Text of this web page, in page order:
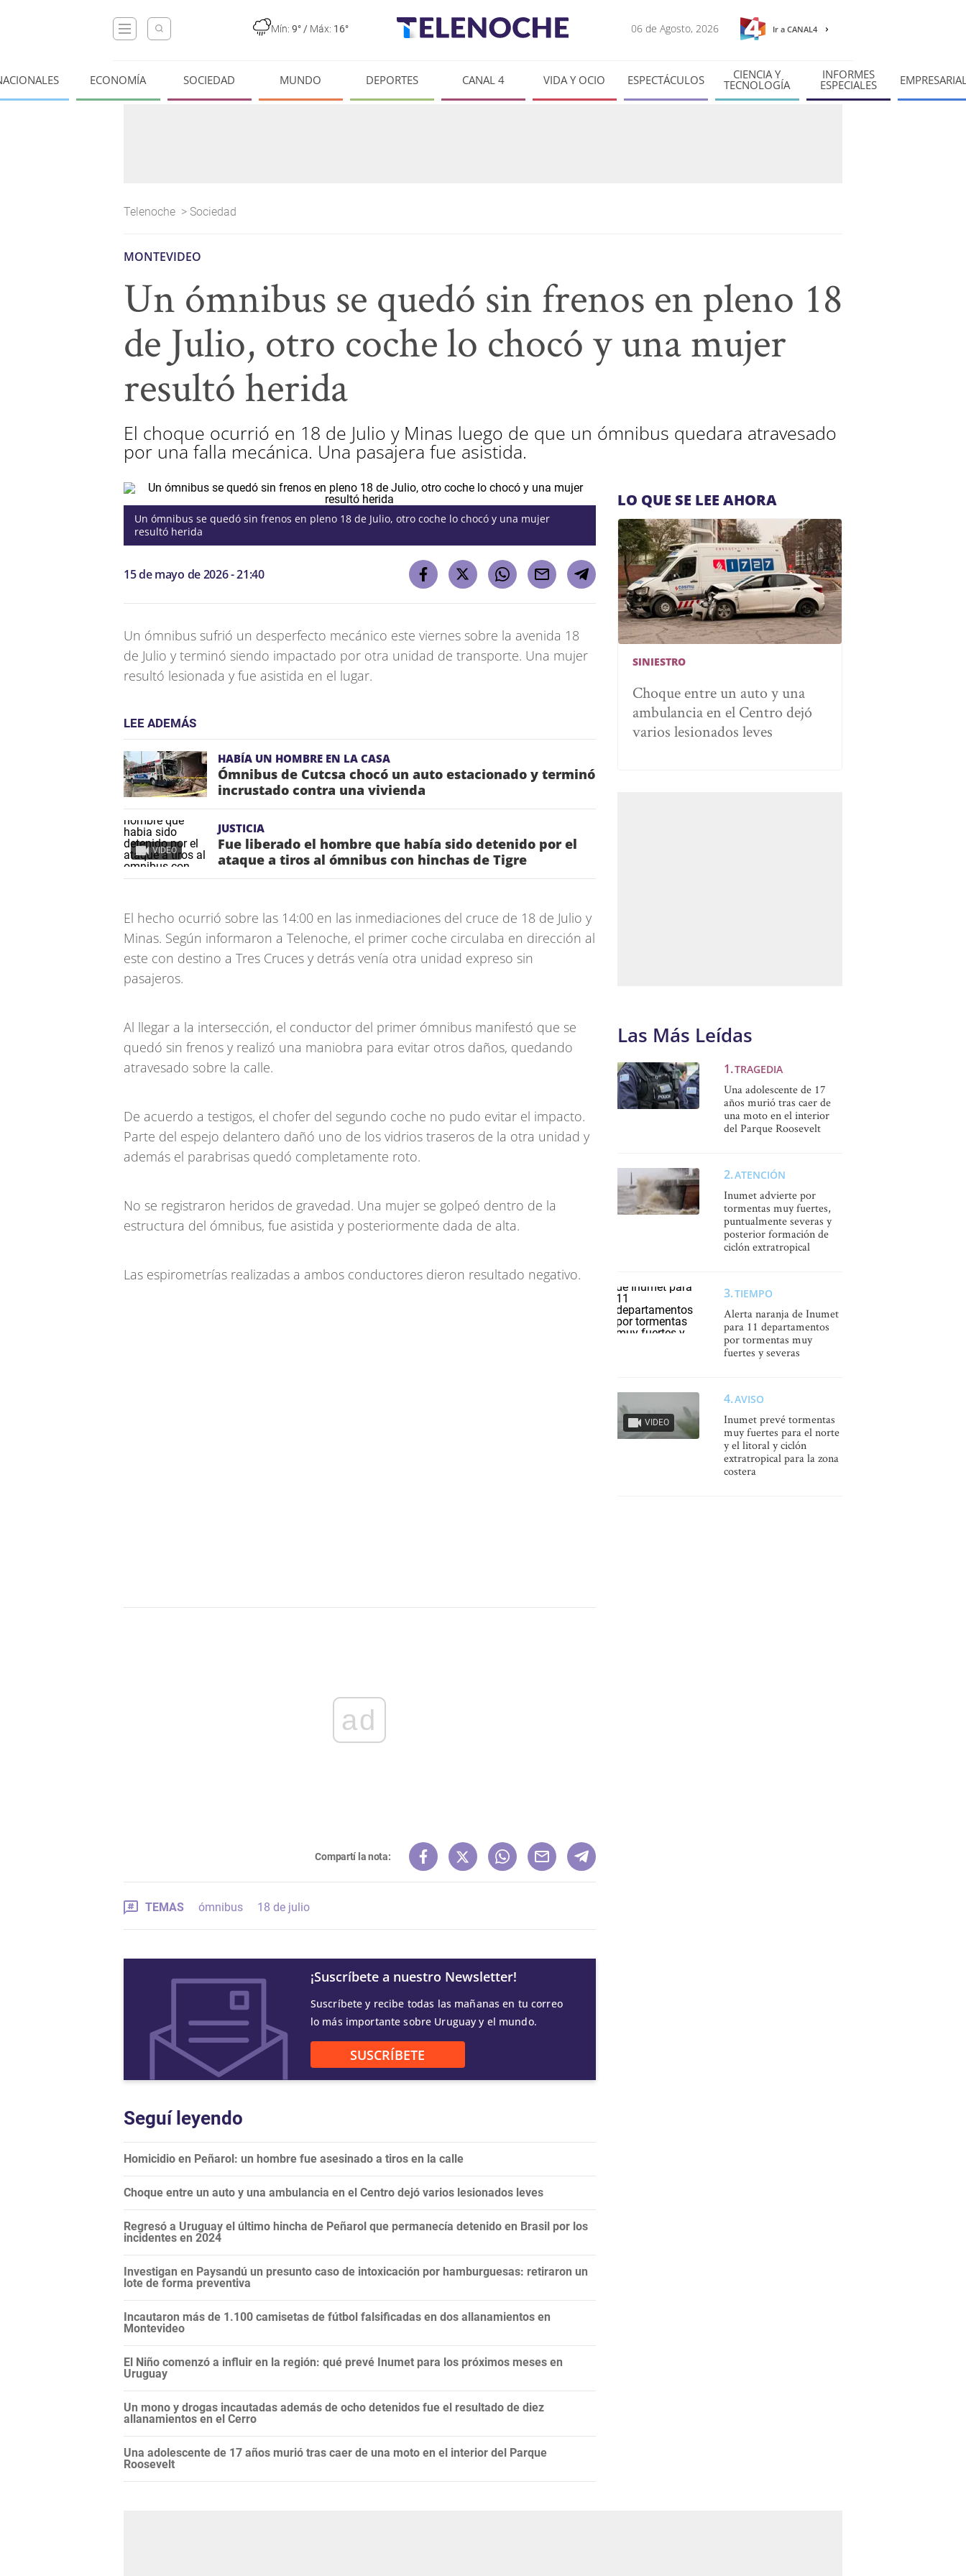
Mín: 9° / Máx: 16° 06 de Agosto, 2026 Ir a CANAL4
ECONOMÍA SOCIEDAD MUNDO DEPORTES CANAL 4 VIDA Y OCIO ESPECTÁCULOS CIENCIA Y
TECNOLOGÍA
INFORMES
ESPECIALES
Telenoche > Sociedad
MONTEVIDEO
Un ómnibus se quedó sin frenos en pleno 18
de Julio, otro coche lo chocó y una mujer
resultó herida
El choque ocurrió en 18 de Julio y Minas luego de que un ómnibus quedara atravesado
por una falla mecánica. Una pasajera fue asistida.
Un ómnibus se quedó sin frenos en pleno 18 de Julio, otro coche lo chocó y una mujer
resultó herida
15 de mayo de 2026 - 21:40
Un ómnibus sufrió un desperfecto mecánico este viernes sobre la avenida 18
de Julio y terminó siendo impactado por otra unidad de transporte. Una mujer
resultó lesionada y fue asistida en el lugar.
LEE ADEMÁS
HABÍA UN HOMBRE EN LA CASA
Ómnibus de Cutcsa chocó un auto estacionado y terminó
incrustado contra una vivienda
VIDEO
JUSTICIA
Fue liberado el hombre que había sido detenido por el
ataque a tiros al ómnibus con hinchas de Tigre
El hecho ocurrió sobre las 14:00 en las inmediaciones del cruce de 18 de Julio y
Minas. Según informaron a Telenoche, el primer coche circulaba en dirección al
este con destino a Tres Cruces y detrás venía otra unidad expreso sin
pasajeros.
Al llegar a la intersección, el conductor del primer ómnibus manifestó que se
quedó sin frenos y realizó una maniobra para evitar otros daños, quedando
atravesado sobre la calle.
De acuerdo a testigos, el chofer del segundo coche no pudo evitar el impacto.
Parte del espejo delantero dañó uno de los vidrios traseros de la otra unidad y
además el parabrisas quedó completamente roto.
No se registraron heridos de gravedad. Una mujer se golpeó dentro de la
estructura del ómnibus, fue asistida y posteriormente dada de alta.
Las espirometrías realizadas a ambos conductores dieron resultado negativo.
ad
Compartí la nota:
TEMAS ómnibus 18 de julio
¡Suscríbete a nuestro Newsletter!
Suscríbete y recibe todas las mañanas en tu correo
lo más importante sobre Uruguay y el mundo.
SUSCRÍBETE
Seguí leyendo
Homicidio en Peñarol: un hombre fue asesinado a tiros en la calle
Choque entre un auto y una ambulancia en el Centro dejó varios lesionados leves
Regresó a Uruguay el último hincha de Peñarol que permanecía detenido en Brasil por los
incidentes en 2024
Investigan en Paysandú un presunto caso de intoxicación por hamburguesas: retiraron un
lote de forma preventiva
Incautaron más de 1.100 camisetas de fútbol falsificadas en dos allanamientos en
Montevideo
El Niño comenzó a influir en la región: qué prevé Inumet para los próximos meses en
Uruguay
Un mono y drogas incautadas además de ocho detenidos fue el resultado de diez
allanamientos en el Cerro
Una adolescente de 17 años murió tras caer de una moto en el interior del Parque
Roosevelt
LO QUE SE LEE AHORA
SINIESTRO
Choque entre un auto y una
ambulancia en el Centro dejó
varios lesionados leves
Las Más Leídas
TRAGEDIA
Una adolescente de 17
años murió tras caer de
una moto en el interior
del Parque Roosevelt
ATENCIÓN
Inumet advierte por
tormentas muy fuertes,
puntualmente severas y
posterior formación de
ciclón extratropical
TIEMPO
Alerta naranja de Inumet
para 11 departamentos
por tormentas muy
fuertes y severas
VIDEO
AVISO
Inumet prevé tormentas
muy fuertes para el norte
y el litoral y ciclón
extratropical para la zona
costera